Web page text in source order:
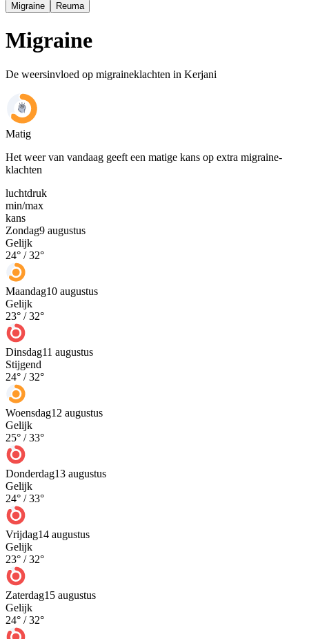
Migraine Reuma
Migraine
De weersinvloed op migraineklachten in Kerjani
Matig
Het weer van vandaag geeft een matige kans op extra migraine-
klachten
luchtdruk
min/max
kans
Zondag9 augustus
Gelijk
24° /32°
Maandag10 augustus
Gelijk
23° /32°
Dinsdag11 augustus
Stijgend
24° /32°
Woensdag12 augustus
Gelijk
25° /33°
Donderdag13 augustus
Gelijk
24° /33°
Vrijdag14 augustus
Gelijk
23° /32°
Zaterdag15 augustus
Gelijk
24° /32°